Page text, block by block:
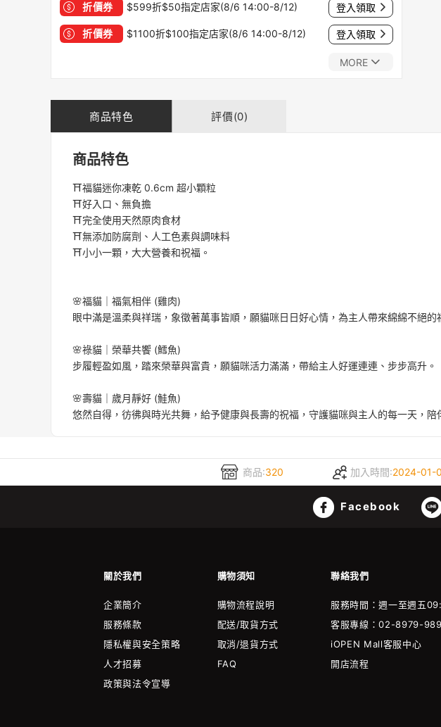
折價券 $599折$50指定店家(8/6 14:00-8/12) 登入領取
折價券 $1100折$100指定店家(8/6 14:00-8/12) 登入領取
MORE
商品特色 評價(0)
商品特色
⛩️福貓迷你凍乾 0.6cm 超小顆粒
⛩️好入口、無負擔
⛩️完全使用天然原肉食材
⛩️無添加防腐劑、人工色素與調味料
⛩️小小一顆，大大營養和祝福。
🌸福貓｜福氣相伴 (雞肉)
眼中滿是溫柔與祥瑞，象徵著萬事皆順，願貓咪日日好心情，為主人帶來綿綿不絕的
🌸祿貓｜榮華共饗 (鱈魚)
步履輕盈如風，踏來榮華與富貴，願貓咪活力滿滿，帶給主人好運連連、步步高升。
🌸壽貓｜歲月靜好 (鮭魚)
悠然自得，彷彿與時光共舞，給予健康與長壽的祝福，守護貓咪與主人的每一天，陪
商品:320 加入時間:2024-01-
Facebook
關於我們 購物須知 聯絡我們
企業簡介
服務條款
隱私權與安全策略
人才招募
政策與法令宣導
購物流程說明
配送/取貨方式
取消/退貨方式
FAQ
服務時間：週一至週五
客服專線：02-8979-
iOPEN Mall客服中心
開店流程